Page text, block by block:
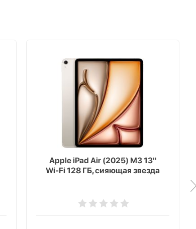
Apple iPad Air (2025) M3 13"
Wi-Fi 128 ГБ, сияющая звезда